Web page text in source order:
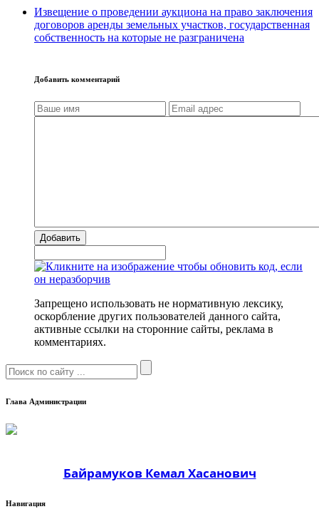
Извещение о проведении аукциона на право заключения
договоров аренды земельных участков, государственная
собственность на которые не разграничена
Добавить комментарий
Добавить
Запрещено использовать не нормативную лексику,
оскорбление других пользователей данного сайта,
активные ссылки на сторонние сайты, реклама в
комментариях.
Глава Администрации
Байрамуков Кемал Хасанович
Навигация